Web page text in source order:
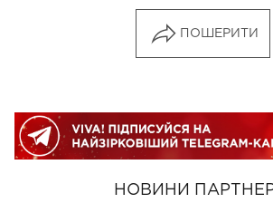
ПОШЕРИТИ
НОВИНИ